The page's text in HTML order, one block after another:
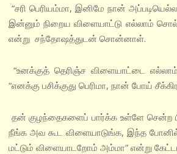
“சரி பெரியம்மா, இனிமே நான்
இன்னும் நிறைய விளையாட்டு எல்லாம்
என்று சந்தோஷத்துடன் சொன்னாள்.
“உனக்குத் தெரிஞ்ச விளையாட்டை
“எனக்கு பசிக்குது பெரிமா, நான் போய்
தன் குழந்தைகளைப் பார்க்க உள்ளே சென்ற
நீங்க அவ கூட விளையாடுங்க, இந்த
மட்டும் விளையாடறோம் அம்மா” என்று